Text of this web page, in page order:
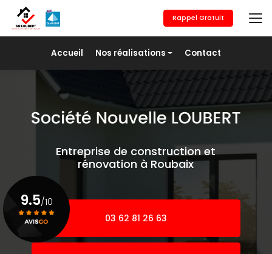
contenu
principal
Accueil Nos réalisations
Maçonnerie générale
Revêtement de sols
Placo/Isolation
Pose de fer
Contact
Rappel Gratuit
Entreprise de construction et
rénovation à Roubaix
03 62 81 26 63
9.5/10
Voir le certificat